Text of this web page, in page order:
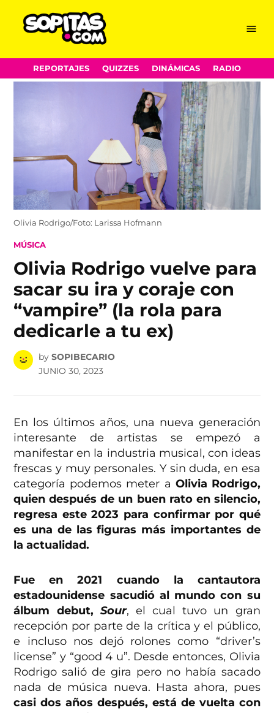
Skip
to
Menu
REPORTAJES QUIZZES DINÁMICAS RADIO
Olivia Rodrigo/Foto: Larissa Hofmann
POSTED
MÚSICA
Olivia Rodrigo vuelve para
sacar su ira y coraje con
“vampire” (la rola para
dedicarle a tu ex)
by SOPIBECARIO
JUNIO 30, 2023
En los últimos años, una nueva generación
interesante de artistas se empezó a
manifestar en la industria musical, con ideas
frescas y muy personales. Y sin duda, en esa
categoría podemos meter a Olivia Rodrigo,
quien después de un buen rato en silencio,
regresa este 2023 para confirmar por qué
es una de las figuras más importantes de
la actualidad.
Fue en 2021 cuando la cantautora
estadounidense sacudió al mundo con su
álbum debut, Sour, el cual tuvo un gran
recepción por parte de la crítica y el público,
e incluso nos dejó rolones como “driver’s
license” y “good 4 u”. Desde entonces, Olivia
Rodrigo salió de gira pero no había sacado
nada de música nueva. Hasta ahora, pues
casi dos años después, está de vuelta con